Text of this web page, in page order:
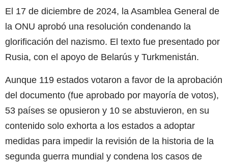
El 17 de diciembre de 2024, la Asamblea General de
la ONU aprobó una resolución condenando la
glorificación del nazismo. El texto fue presentado por
Rusia, con el apoyo de Belarús y Turkmenistán.
Aunque 119 estados votaron a favor de la aprobación
del documento (fue aprobado por mayoría de votos),
53 países se opusieron y 10 se abstuvieron, en su
contenido solo exhorta a los estados a adoptar
medidas para impedir la revisión de la historia de la
segunda guerra mundial y condena los casos de